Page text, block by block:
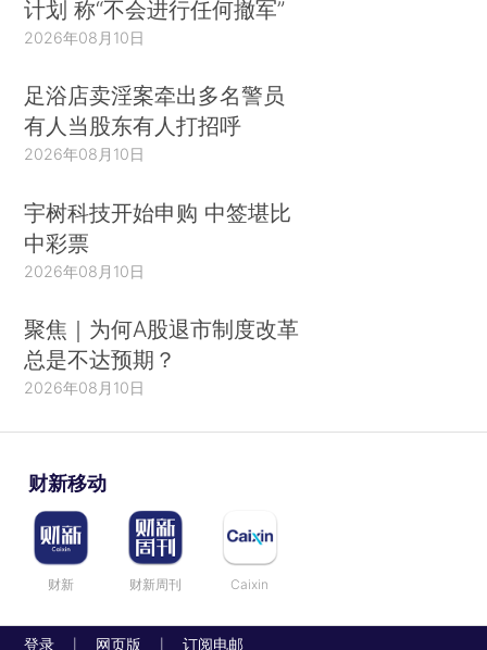
计划 称“不会进行任何撤军”
2026年08月10日
足浴店卖淫案牵出多名警员
有人当股东有人打招呼
2026年08月10日
宇树科技开始申购 中签堪比
中彩票
2026年08月10日
聚焦｜为何A股退市制度改革
总是不达预期？
2026年08月10日
财新移动
财新 财新周刊 Caixin
登录 网页版 订阅电邮